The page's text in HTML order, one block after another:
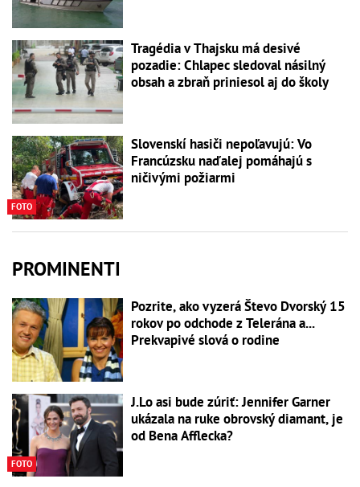
Tragédia v Thajsku má desivé
pozadie: Chlapec sledoval násilný
obsah a zbraň priniesol aj do školy
FOTO
Slovenskí hasiči nepoľavujú: Vo
Francúzsku naďalej pomáhajú s
ničivými požiarmi
PROMINENTI
Pozrite, ako vyzerá Števo Dvorský 15
rokov po odchode z Telerána a...
Prekvapivé slová o rodine
FOTO
J.Lo asi bude zúriť: Jennifer Garner
ukázala na ruke obrovský diamant, je
od Bena Afflecka?